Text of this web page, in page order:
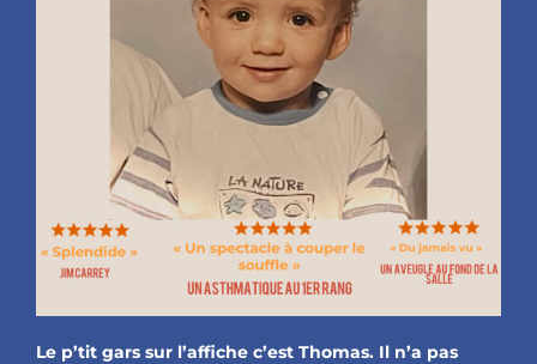
Le p’tit gars sur l’affiche c’est Thomas. Il n’a pas